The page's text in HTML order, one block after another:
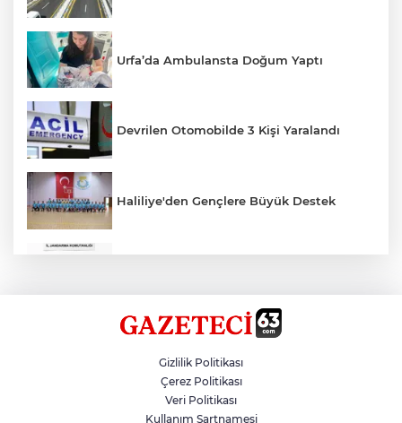
Urfa’da Ambulansta Doğum Yaptı
Devrilen Otomobilde 3 Kişi Yaralandı
Haliliye'den Gençlere Büyük Destek
Hikmet Başak’tan Ulaşım Çalışması
Atatürk Bulvarında Asfalt Yenileniyor
Gizlilik Politikası
Çerez Politikası
Veri Politikası
Kullanım Şartnamesi